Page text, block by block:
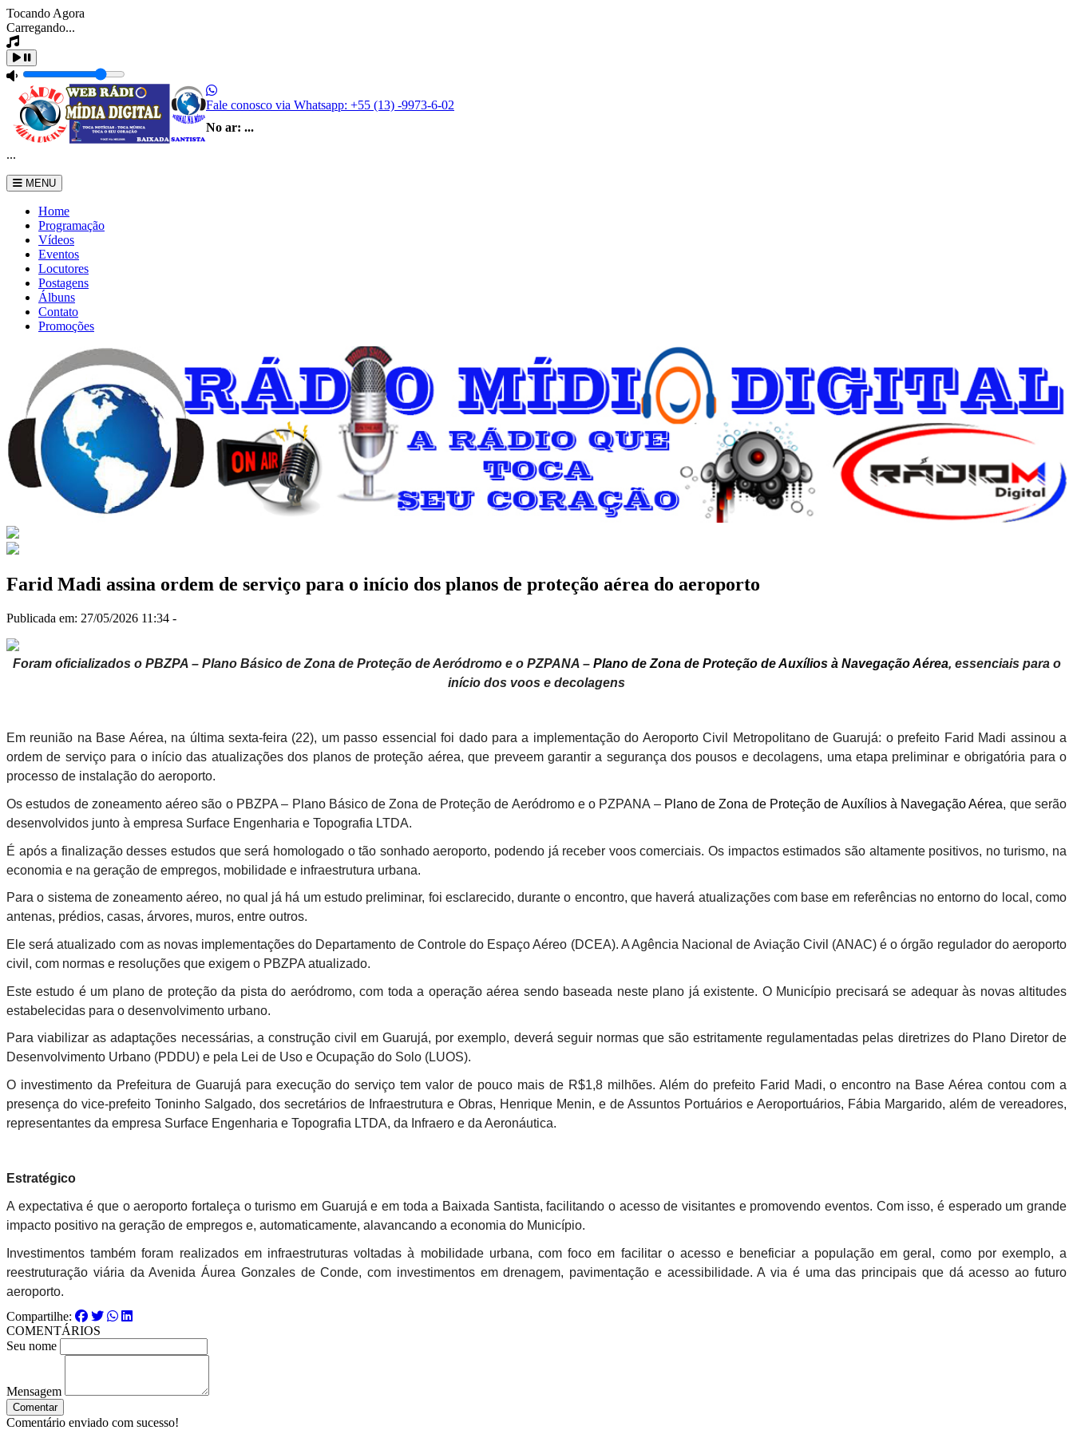
Tocando Agora
Carregando...
Fale conosco via Whatsapp: +55 (13) -9973-6-02
No ar: ...
...
MENU
Home
Programação
Vídeos
Eventos
Locutores
Postagens
Álbuns
Contato
Promoções
Farid Madi assina ordem de serviço para o início dos planos de proteção aérea do aeroporto
Publicada em: 27/05/2026 11:34 -
Foram oficializados o PBZPA – Plano Básico de Zona de Proteção de Aeródromo e o PZPANA – Plano de Zona de Proteção de Auxílios à Navegação Aérea, essenciais para o
início dos voos e decolagens
Em reunião na Base Aérea, na última sexta-feira (22), um passo essencial foi dado para a implementação do Aeroporto Civil Metropolitano de Guarujá: o prefeito Farid Madi assinou a
ordem de serviço para o início das atualizações dos planos de proteção aérea, que preveem garantir a segurança dos pousos e decolagens, uma etapa preliminar e obrigatória para o
processo de instalação do aeroporto.
Os estudos de zoneamento aéreo são o PBZPA – Plano Básico de Zona de Proteção de Aeródromo e o PZPANA – Plano de Zona de Proteção de Auxílios à Navegação Aérea, que serão
desenvolvidos junto à empresa Surface Engenharia e Topografia LTDA.
É após a finalização desses estudos que será homologado o tão sonhado aeroporto, podendo já receber voos comerciais. Os impactos estimados são altamente positivos, no turismo, na
economia e na geração de empregos, mobilidade e infraestrutura urbana.
Para o sistema de zoneamento aéreo, no qual já há um estudo preliminar, foi esclarecido, durante o encontro, que haverá atualizações com base em referências no entorno do local, como
antenas, prédios, casas, árvores, muros, entre outros.
Ele será atualizado com as novas implementações do Departamento de Controle do Espaço Aéreo (DCEA). A Agência Nacional de Aviação Civil (ANAC) é o órgão regulador do aeroporto
civil, com normas e resoluções que exigem o PBZPA atualizado.
Este estudo é um plano de proteção da pista do aeródromo, com toda a operação aérea sendo baseada neste plano já existente. O Município precisará se adequar às novas altitudes
estabelecidas para o desenvolvimento urbano.
Para viabilizar as adaptações necessárias, a construção civil em Guarujá, por exemplo, deverá seguir normas que são estritamente regulamentadas pelas diretrizes do Plano Diretor de
Desenvolvimento Urbano (PDDU) e pela Lei de Uso e Ocupação do Solo (LUOS).
O investimento da Prefeitura de Guarujá para execução do serviço tem valor de pouco mais de R$1,8 milhões. Além do prefeito Farid Madi, o encontro na Base Aérea contou com a
presença do vice-prefeito Toninho Salgado, dos secretários de Infraestrutura e Obras, Henrique Menin, e de Assuntos Portuários e Aeroportuários, Fábia Margarido, além de vereadores,
representantes da empresa Surface Engenharia e Topografia LTDA, da Infraero e da Aeronáutica.
Estratégico
A expectativa é que o aeroporto fortaleça o turismo em Guarujá e em toda a Baixada Santista, facilitando o acesso de visitantes e promovendo eventos. Com isso, é esperado um grande
impacto positivo na geração de empregos e, automaticamente, alavancando a economia do Município.
Investimentos também foram realizados em infraestruturas voltadas à mobilidade urbana, com foco em facilitar o acesso e beneficiar a população em geral, como por exemplo, a
reestruturação viária da Avenida Áurea Gonzales de Conde, com investimentos em drenagem, pavimentação e acessibilidade. A via é uma das principais que dá acesso ao futuro
aeroporto.
Compartilhe:
COMENTÁRIOS
Seu nome
Mensagem
Comentar
Comentário enviado com sucesso!